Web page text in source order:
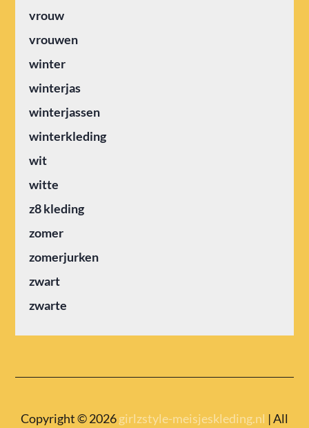
vrouw
vrouwen
winter
winterjas
winterjassen
winterkleding
wit
witte
z8 kleding
zomer
zomerjurken
zwart
zwarte
Copyright © 2026girlzstyle-meisjeskleding.nl | All